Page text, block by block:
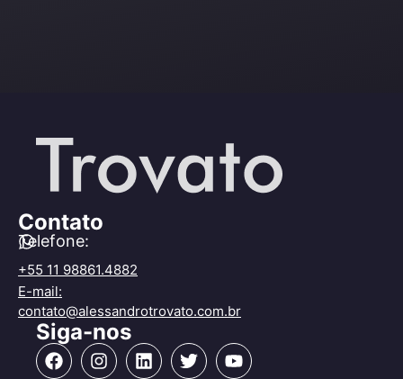
Contato
Telefone:
+55 11 98861.4882
E-mail:
contato@alessandrotrovato.com.br
Siga-nos